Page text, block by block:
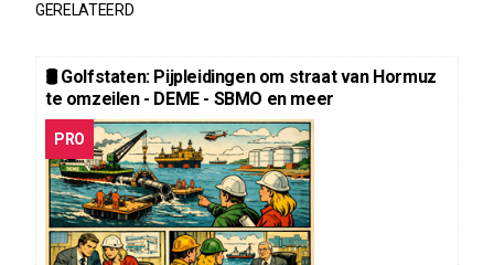
GERELATEERD
🛢️ Golfstaten: Pijpleidingen om straat van Hormuz
te omzeilen - DEME - SBMO en meer
PRO